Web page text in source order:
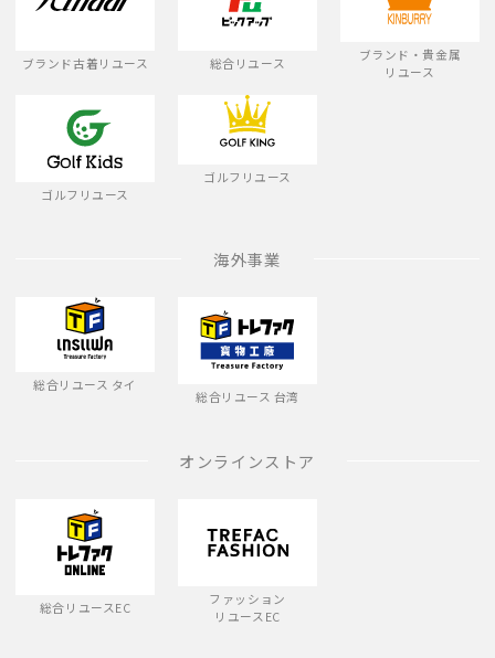
ブランド古着リユース 総合リユース
ブランド・貴金属
リユース
ゴルフリユース
ゴルフリユース
海外事業
総合リユース タイ
総合リユース 台湾
オンラインストア
総合リユースEC
ファッション
リユースEC